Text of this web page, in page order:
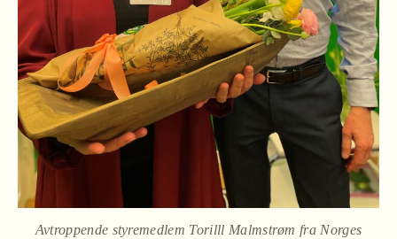
Avtroppende styremedlem Torilll Malmstrøm fra Norges